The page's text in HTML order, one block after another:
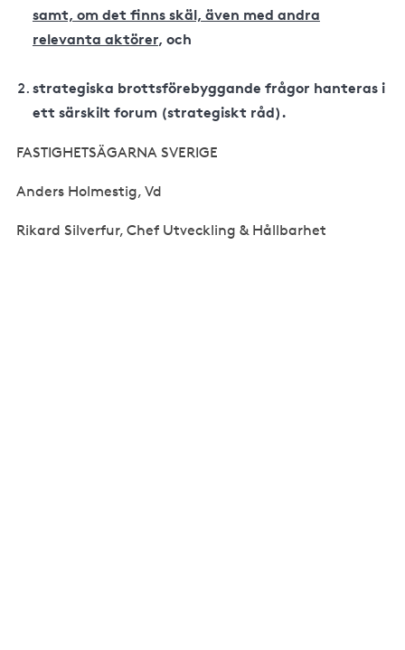
samt, om det finns skäl, även med andra
relevanta aktörer, och
strategiska brottsförebyggande frågor hanteras i
ett särskilt forum (strategiskt råd).
FASTIGHETSÄGARNA SVERIGE
Anders Holmestig, Vd
Rikard Silverfur, Chef Utveckling & Hållbarhet